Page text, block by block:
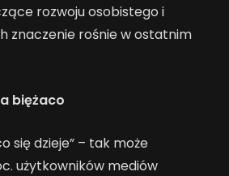
rozwoju osobistego i
znaczenie rośnie w ostatnim
biężaco
się dzieje” – tak może
użytkowników mediów